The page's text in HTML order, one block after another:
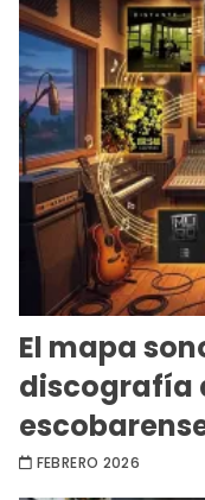
El mapa
discografía
FEBRERO 2026